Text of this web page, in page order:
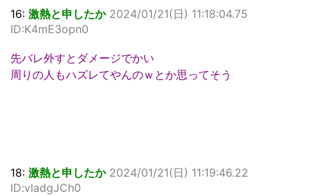
16: 激熱と申したか 2024/01/21(日) 11:18:04.75
ID:K4mE3opn0
先バレ外すとダメージでかい
周りの人もハズレてやんのｗとか思ってそう
18: 激熱と申したか 2024/01/21(日) 11:19:46.22
ID:vIadgJCh0